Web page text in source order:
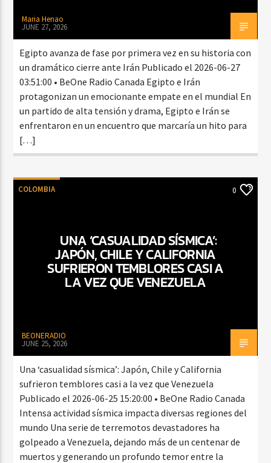
Maria Henao
JUNE 27, 2026
Egipto avanza de fase por primera vez en su historia con
un dramático cierre ante Irán Publicado el 2026-06-27
03:51:00 • BeOne Radio Canada Egipto e Irán
protagonizan un emocionante empate en el mundial En
un partido de alta tensión y drama, Egipto e Irán se
enfrentaron en un encuentro que marcaría un hito para
[…]
COLOMBIA 0
UNA ‘CASUALIDAD SÍSMICA’:
JAPÓN, CHILE Y CALIFORNIA
SUFRIERON TEMBLORES CASI A
LA VEZ QUE VENEZUELA
BEONERADIO
JUNE 25, 2026
Una ‘casualidad sísmica’: Japón, Chile y California
sufrieron temblores casi a la vez que Venezuela
Publicado el 2026-06-25 15:20:00 • BeOne Radio Canada
Intensa actividad sísmica impacta diversas regiones del
mundo Una serie de terremotos devastadores ha
golpeado a Venezuela, dejando más de un centenar de
muertos y generando un profundo temor entre la